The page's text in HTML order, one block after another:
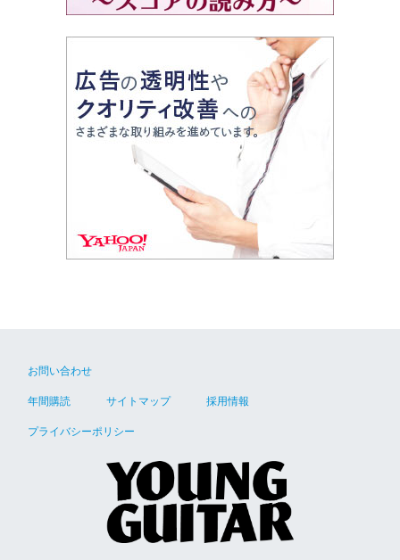
お問い合わせ
年間購読 サイトマップ 採用情報
プライバシーポリシー